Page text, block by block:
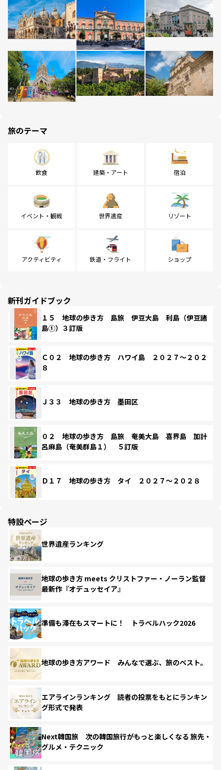
旅のテーマ
飲食 建築・アート 宿泊
イベント・観戦 世界遺産 リゾート
アクティビティ 鉄道・フライト ショップ
新刊ガイドブック
１５ 地球の歩き方 島旅 伊豆大島 利島（伊豆諸
島①）３訂版
Ｃ０２ 地球の歩き方 ハワイ島 ２０２７～２０２
８
Ｊ３３ 地球の歩き方 墨田区
０２ 地球の歩き方 島旅 奄美大島 喜界島 加計
呂麻島（奄美群島１） ５訂版
Ｄ１７ 地球の歩き方 タイ ２０２７～２０２８
特設ページ
世界遺産ランキング
地球の歩き方 meets クリストファー・ノーラン監督
最新作『オデュッセイア』
準備も滞在もスマートに！ トラベルハック2026
地球の歩き方アワード みんなで選ぶ、旅のベスト。
エアラインランキング 読者の投票をもとにランキン
グ形式で発表
Next韓国旅 次の韓国旅行がもっと楽しくなる 旅先・
グルメ・テクニック